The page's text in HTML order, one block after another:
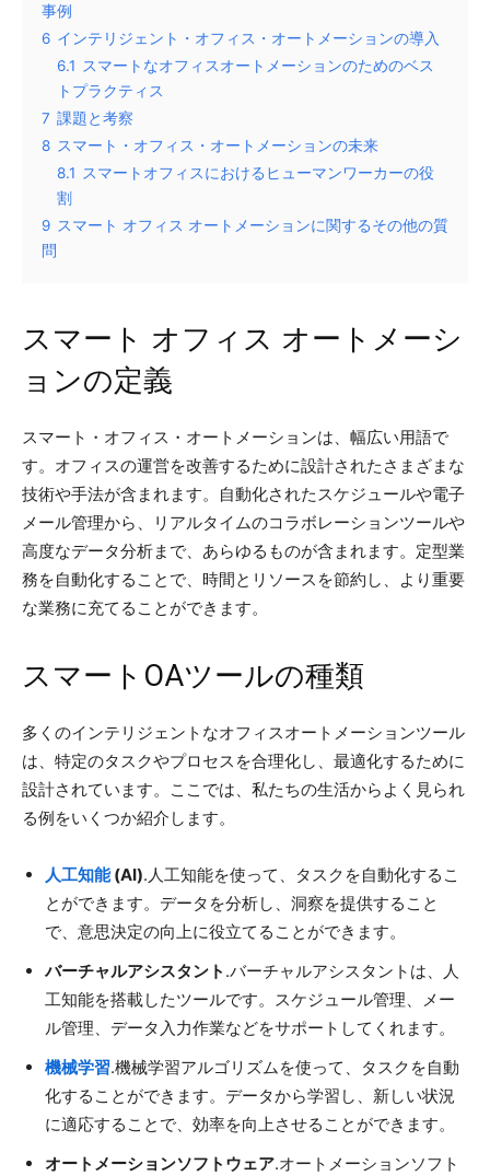
事例
6 インテリジェント・オフィス・オートメーションの導入
6.1 スマートなオフィスオートメーションのためのベス
トプラクティス
7 課題と考察
8 スマート・オフィス・オートメーションの未来
8.1 スマートオフィスにおけるヒューマンワーカーの役
割
9 スマート オフィス オートメーションに関するその他の質
問
スマート オフィス オートメーシ
ョンの定義
スマート・オフィス・オートメーションは、幅広い用語で
す。オフィスの運営を改善するために設計されたさまざまな
技術や手法が含まれます。自動化されたスケジュールや電子
メール管理から、リアルタイムのコラボレーションツールや
高度なデータ分析まで、あらゆるものが含まれます。定型業
務を自動化することで、時間とリソースを節約し、より重要
な業務に充てることができます。
スマートOAツールの種類
多くのインテリジェントなオフィスオートメーションツール
は、特定のタスクやプロセスを合理化し、最適化するために
設計されています。ここでは、私たちの生活からよく見られ
る例をいくつか紹介します。
人工知能(AI).人工知能を使って、タスクを自動化するこ
とができます。データを分析し、洞察を提供すること
で、意思決定の向上に役立てることができます。
バーチャルアシスタント .バーチャルアシスタントは、人
工知能を搭載したツールです。スケジュール管理、メー
ル管理、データ入力作業などをサポートしてくれます。
機械学習.機械学習アルゴリズムを使って、タスクを自動
化することができます。データから学習し、新しい状況
に適応することで、効率を向上させることができます。
オートメーションソフトウェア.オートメーションソフト